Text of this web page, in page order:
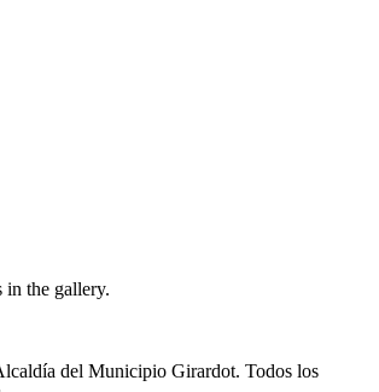
in the gallery.
del Municipio Girardot. Todos los